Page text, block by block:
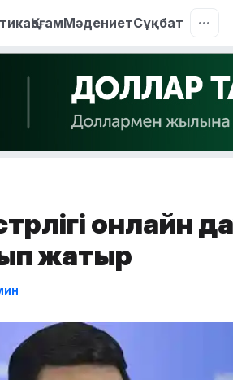
ҚоғамМәдениетСұқбат
онлайн
жатыр